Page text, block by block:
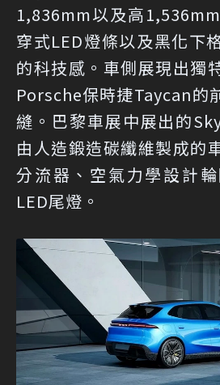
1,836mm以及高
穿式LED燈條以及黑化下
的科技感。車側展現出獨
Porsche保時捷Taycan的
縫。巴黎車展中展出的
由人造鍛造碳纖維製成的
分流器、空氣力學設計
LED尾燈。